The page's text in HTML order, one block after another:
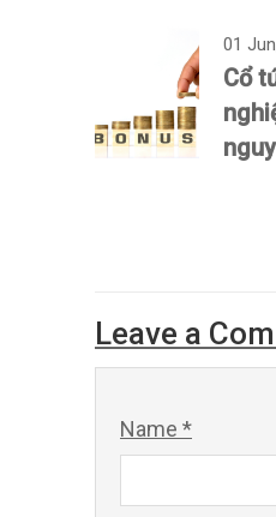
01
Cổ
Leave a
Name *